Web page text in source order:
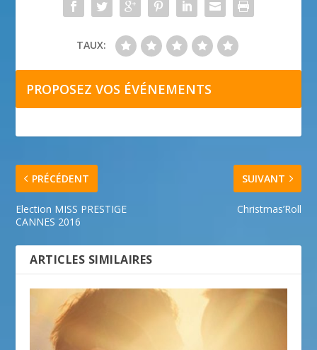
TAUX:
PROPOSEZ VOS ÉVÉNEMENTS
PRÉCÉDENT
Election MISS PRESTIGE
CANNES 2016
SUIVANT
Christmas’Roll
ARTICLES SIMILAIRES